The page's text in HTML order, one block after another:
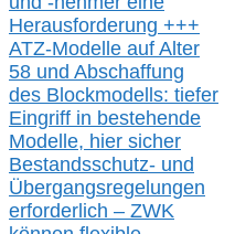
Herausforderung +++
ATZ-Modelle auf Alter
58 und Abschaffung
des Blockmodells: tiefer
Eingriff in bestehende
Modelle, hier sicher
Bestandsschutz- und
Übergangsregelungen
erforderlich – ZWK